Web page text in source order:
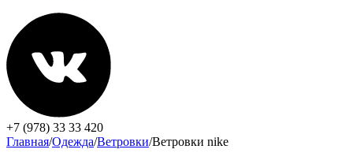
+7 (978) 33 33 420
Главная/Одежда/Ветровки/Ветровки nike